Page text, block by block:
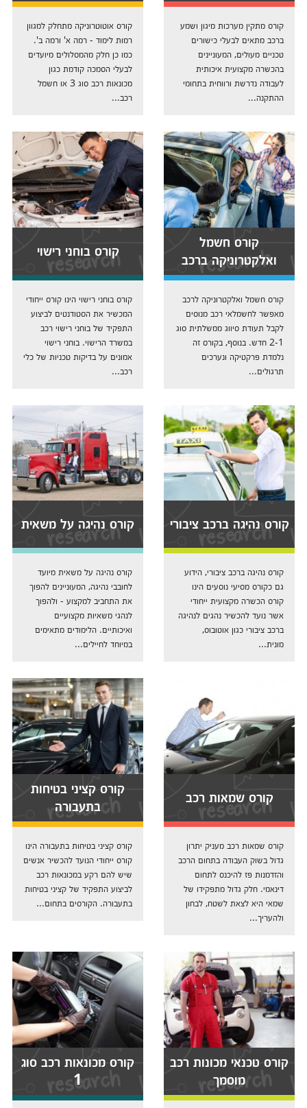
קורס מתקין מערכות מיגון ושמע
ברכב מתאים לבעלי כישורים
טכניים מעולים, המעוניינים
בהכשרה מקצועית איכותית
לעבודה נדרשת ורווחית בתחומי
ההתקנה...
קורס אוטוטרוניקה מתחלק למגוון
רמות לימוד - רמה א' ורמה ב'.
כמו כן חלק מהמסלולים מיועדים
לבעלי הסמכה קודמת כגון
מכונאות רכב סוג 3 או חשמל
רכב...
קורס חשמל
ואלקטרוניקה ברכב
קורס חשמל ואלקטרוניקה לרכב
מאפשר לחשמלאי רכב מנוסים
לקבל תעודת סיווג ממשלתית סוג
2-1 חדש. בנוסף, בקורס זה
נלמדת פרקטיקה ונערכים
תרגולים...
קורס בוחני רישוי
קורס בוחני רישוי הינו קורס ייחודי
המכשיר את הסטודנטים לביצוע
התפקיד של בוחני רישוי רכב
במשרד הרישוי. בוחני רישוי
אמונים על בדיקות טכניות של כלי
רכב...
קורס נהיגה ברכב ציבורי
קורס נהיגה ברכב ציבורי, הידוע
גם כקורס מסיעי נוסעים הינו
קורס הכשרה מקצועית ייחודי
אשר נועד להכשיר נהגים לנהיגה
ברכב ציבורי כגון אוטובוס,
מונית...
קורס נהיגה על משאית
קורס נהיגה על משאית מיועד
לחובבי נהיגה, המעוניינים להפוך
את התחביב למקצוע - ולהפוך
לנהגי משאיות מקצועיים
ואיכותיים. הלימודים מתאימים
במיוחד לחיילים...
קורס שמאות רכב
קורס שמאות רכב מעניק יתרון
גדול בשוק העבודה בתחום הרכב
והזדמנות פז להיכנס לתחום
דינאמי. חלק גדול מתפקידו של
שמאי היא לצאת לשטח, לבחון
ולהעריך...
קורס קציני בטיחות
בתעבורה
קורס קציני בטיחות בתעבורה הינו
קורס ייחודי הנועד להכשיר אנשים
שיש להם רקע במכונאות רכב
לביצוע התפקיד של קציני בטיחות
בתעבורה. הקורסים בתחום...
קורס טכנאי מכונות רכב
מוסמך
קורס מכונאות רכב סוג
1